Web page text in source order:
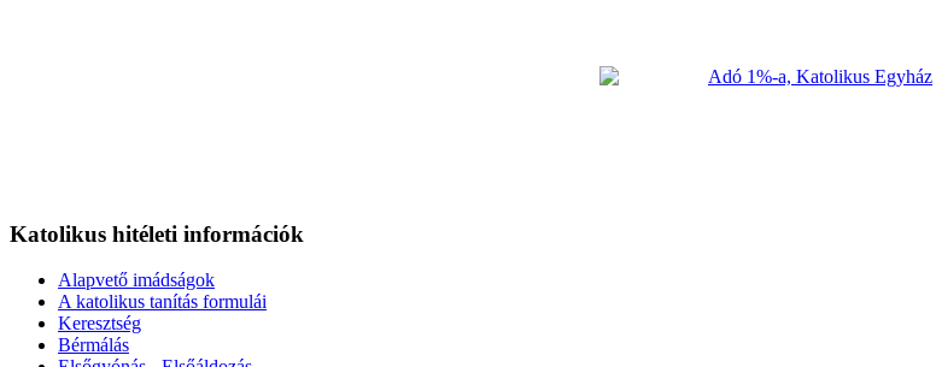
Katolikus hitéleti információk
Alapvető imádságok
A katolikus tanítás formulái
Keresztség
Bérmálás